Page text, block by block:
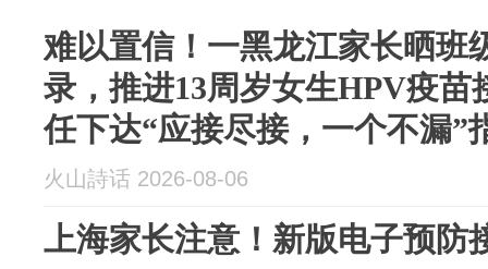
难以置信！一黑龙江家长晒班
录，推进13周岁女生HPV疫苗
任下达“应接尽接，一个不漏”
火山詩话 2026-08-06
上海家长注意！新版电子预防